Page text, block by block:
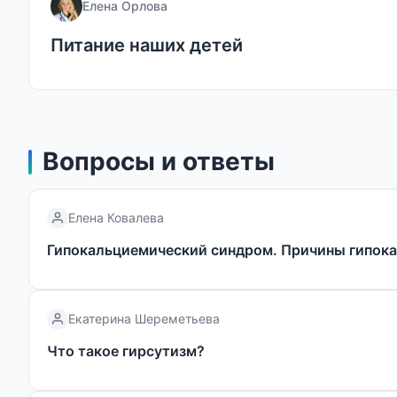
Елена Орлова
Питание наших детей
Вопросы и ответы
Елена Ковалева
Гипокальциемический синдром. Причины
Екатерина Шереметьева
Что такое гирсутизм?